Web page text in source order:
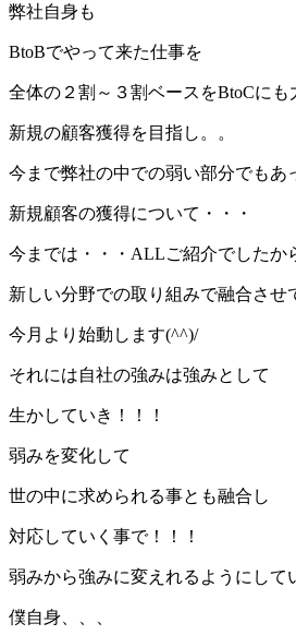
弊社自身も
BtoBでやって来た仕事を
全体の２割～３割ベースをBtoCにも
新規の顧客獲得を目指し。。
今まで弊社の中での弱い部分でもあ
新規顧客の獲得について・・・
今までは・・・ALLご紹介でしたか
新しい分野での取り組みで融合させ
今月より始動します(^^)/
それには自社の強みは強みとして
生かしていき！！！
弱みを変化して
世の中に求められる事とも融合し
対応していく事で！！！
弱みから強みに変えれるようにして
僕自身、、、